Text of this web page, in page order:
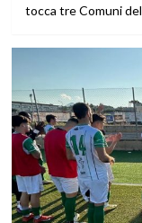
tocca tre Comuni